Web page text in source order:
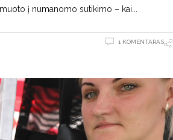
į numanomo sutikimo – kai
1 KOMENTARAS